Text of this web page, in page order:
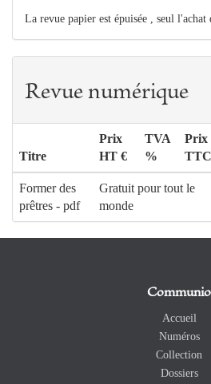
La revue papier est épuisée , seul
Revue numérique
Titre
Prix
HT €
TVA
%
Prix
TTC
Former des
prêtres - pdf
Gratuit pour tout le
monde
Communio
Accueil
Numéros
Collection
Dossiers